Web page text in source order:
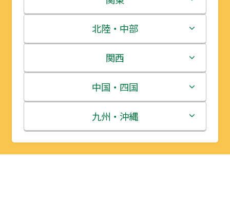
青森県
岩手県
宮城県
秋田県
山形県
茨城県
栃木県
群馬県
埼玉県
千葉県
北陸・中部
新潟県
富山県
石川県
福井県
関西
三重県
滋賀県
京都府
中国・四国
鳥取県
島根県
九州・沖縄
福岡県